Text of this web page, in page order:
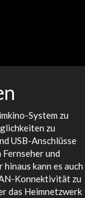
System zu
zu
USB-Anschlüsse
und
kann es auch
Konnektivität zu
das Heimnetzwerk